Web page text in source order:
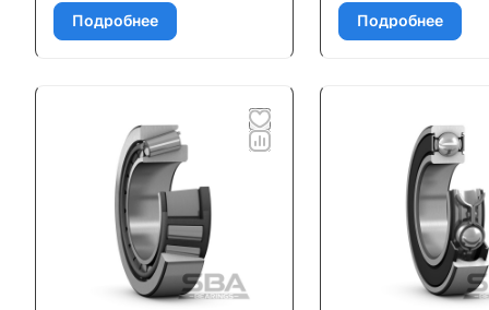
Подробнее Подробнее